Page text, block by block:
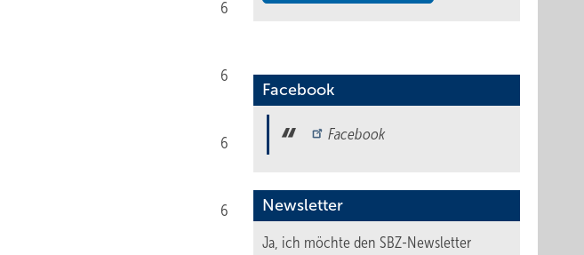
6
6
6
6
Facebook
Facebook
Newsletter
Ja, ich möchte den SBZ-Newsletter